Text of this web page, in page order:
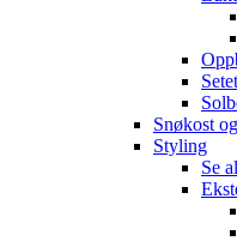
Snøkost
Styling
Se